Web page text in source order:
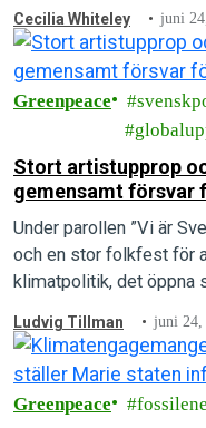
Cecilia Whiteley juni
Greenpeace
Stort artistupprop
gemensamt försvar
Under parollen ”Vi är
och en stor folkfest för
klimatpolitik, det öppna
Ludvig Tillman juni 24,
Greenpeace